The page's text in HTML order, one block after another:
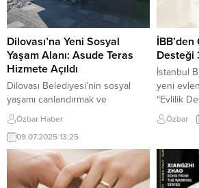
Dilovası’na Yeni Sosyal
Yaşam Alanı: Asude Teras
Hizmete Açıldı
Dilovası Belediyesi’nin sosyal
yaşamı canlandırmak ve
vatandaşlara kaliteli vakit
geçirebilecekleri alanlar sunmak
amacıyla hayata geçirdiği Asude
Teras Cafe & Restaurant,
kapılarını açtı. Diliskelesi
Mahallesi’nde, Yılport Lisesi
Özbar Haber
09.07.2025 13:25
Desteği
İstanbul
yeni
“Evlilik
olan
çıkarıldı.
Senin”
Özbar